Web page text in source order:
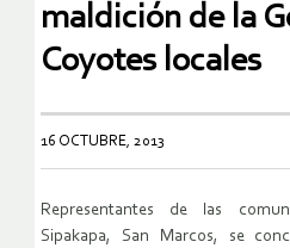
maldición de la
Coyotes locales
16 OCTUBRE, 2013
Representantes de las
Sipakapa, San Marcos, se